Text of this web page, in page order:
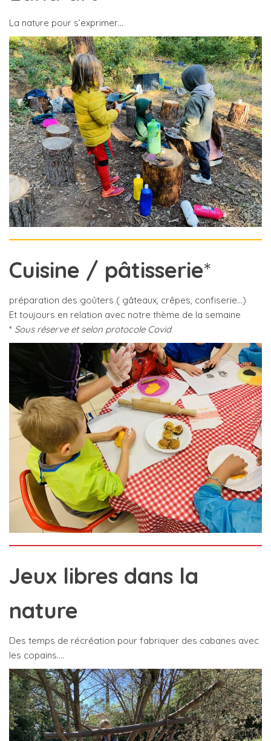
La nature pour s’exprimer…
Cuisine / pâtisserie*
préparation des goûters ( gâteaux, crêpes, confiserie…)
Et toujours en relation avec notre thème de la semaine
* Sous réserve et selon protocole Covid
Jeux libres dans la
nature
Des temps de récréation pour fabriquer des cabanes avec
les copains….